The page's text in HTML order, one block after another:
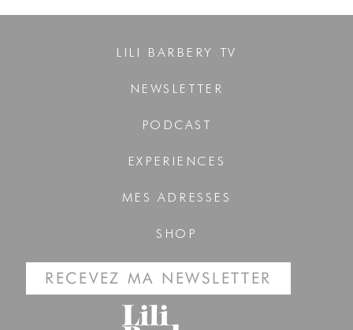
LILI BARBERY TV
NEWSLETTER
PODCAST
EXPERIENCES
MES ADRESSES
SHOP
RECEVEZ MA NEWSLETTER